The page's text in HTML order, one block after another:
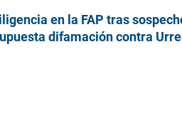
en la FAP tras
difamación contra